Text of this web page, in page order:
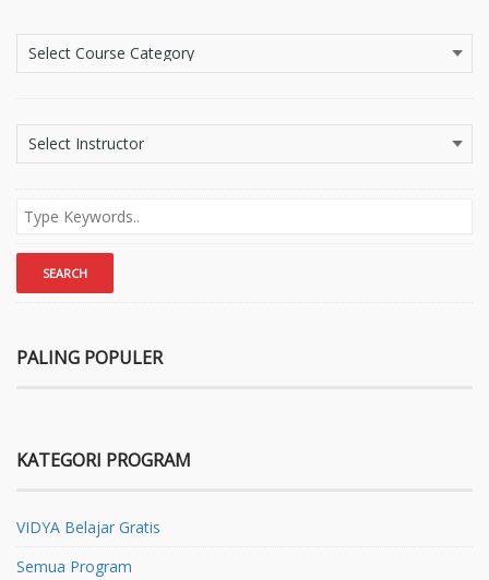
PALING POPULER
KATEGORI PROGRAM
VIDYA Belajar Gratis
Semua Program